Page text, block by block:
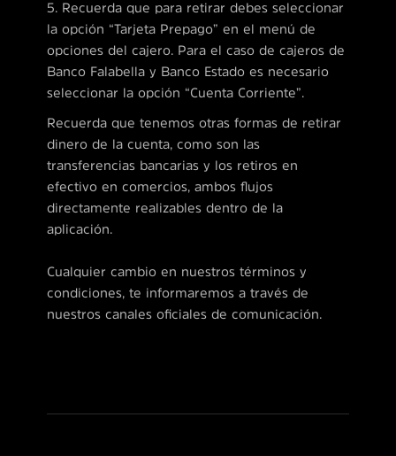
5. Recuerda que para retirar debes seleccionar
la opción “Tarjeta Prepago” en el menú de
opciones del cajero. Para el caso de cajeros de
Banco Falabella y Banco Estado es necesario
seleccionar la opción “Cuenta Corriente”.
Recuerda que tenemos otras formas de retirar
dinero de la cuenta, como son las
transferencias bancarias y los retiros en
efectivo en comercios, ambos flujos
directamente realizables dentro de la
aplicación.
Cualquier cambio en nuestros términos y
condiciones, te informaremos a través de
nuestros canales oficiales de comunicación.